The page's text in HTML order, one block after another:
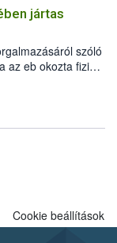
jártas
szóló
az eb okozta fizikai
felmerülő
tartását és annak
jártas szakértőt.
Cookie beállítások